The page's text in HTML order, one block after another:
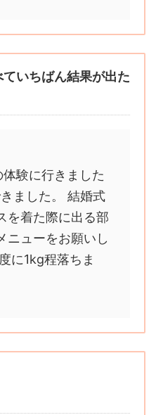
いちばん結果が出た
験に行きました
ました。 結婚式
を着た際に出る部
ニューをお願いし
に1kg程落ちま